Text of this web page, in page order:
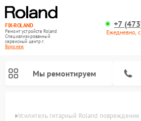
FIX-ROLAND
Ремонт устройств Roland
Специализированный
cервисный центр г.
Воронеж
+7
Ежедневно,
Мы ремонтируем
Усилитель гитарный Roland